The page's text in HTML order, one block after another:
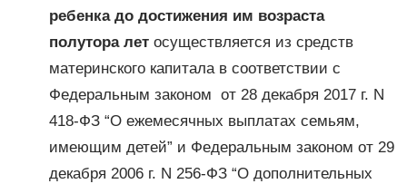
ребенка до достижения им возраста
полутора летосуществляется из средств
материнского капитала в соответствии с
Федеральным законом от 28 декабря 2017 г. N
418-ФЗ “О ежемесячных выплатах семьям,
имеющим детей” и Федеральным законом от 29
декабря 2006 г. N 256-ФЗ “О дополнительных